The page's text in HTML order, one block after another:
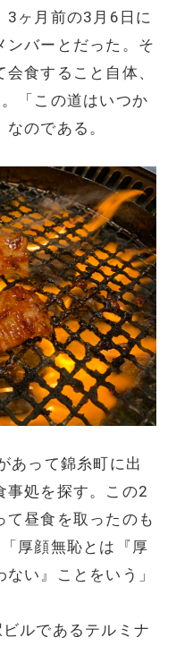
3ヶ月前の3月6日に
ンバーとだった。そ
食すること自体、
「この道はいつか
のである。
あって錦糸町に出
事処を探す。この2
て昼食を取ったのも
厚顔無恥とは『厚
い』ことをいう」
ビルであるテルミナ